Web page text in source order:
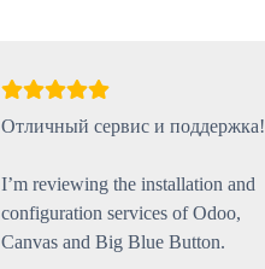
Отличный сервис и поддержка!
I’m reviewing the installation and
configuration services of Odoo,
Canvas and Big Blue Button.